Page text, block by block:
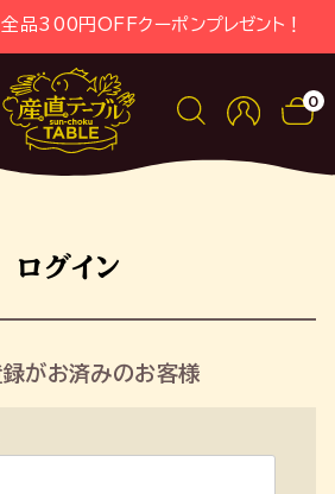
品300円OFFクーポンプレゼント！
0
ログイン
がお済みのお客様